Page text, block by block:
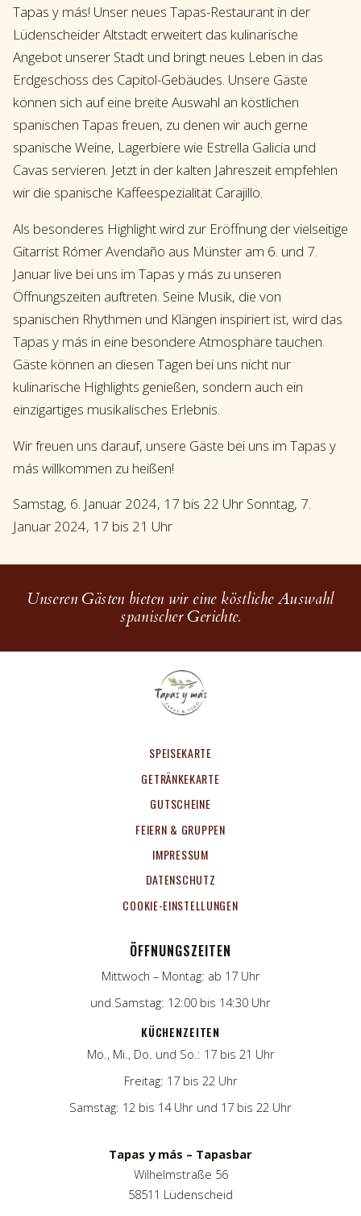
Tapas y más! Unser neues Tapas-Restaurant in der
Lüdenscheider Altstadt erweitert das kulinarische
Angebot unserer Stadt und bringt neues Leben in das
Erdgeschoss des Capitol-Gebäudes. Unsere Gäste
können sich auf eine breite Auswahl an köstlichen
spanischen Tapas freuen, zu denen wir auch gerne
spanische Weine, Lagerbiere wie Estrella Galicia und
Cavas servieren. Jetzt in der kalten Jahreszeit empfehlen
wir die spanische Kaffeespezialität Carajillo.
Als besonderes Highlight wird zur Eröffnung der vielseitige
Gitarrist Rómer Avendaño aus Münster am 6. und 7.
Januar live bei uns im Tapas y más zu unseren
Öffnungszeiten auftreten. Seine Musik, die von
spanischen Rhythmen und Klängen inspiriert ist, wird das
Tapas y más in eine besondere Atmosphäre tauchen.
Gäste können an diesen Tagen bei uns nicht nur
kulinarische Highlights genießen, sondern auch ein
einzigartiges musikalisches Erlebnis.
Wir freuen uns darauf, unsere Gäste bei uns im Tapas y
más willkommen zu heißen!
Samstag, 6. Januar 2024, 17 bis 22 Uhr Sonntag, 7.
Januar 2024, 17 bis 21 Uhr
Unseren Gästen bieten wir eine köstliche Auswahl
spanischer Gerichte.
SPEISEKARTE
GETRÄNKEKARTE
GUTSCHEINE
FEIERN & GRUPPEN
IMPRESSUM
DATENSCHUTZ
COOKIE-EINSTELLUNGEN
ÖFFNUNGSZEITEN
Mittwoch – Montag: ab 17 Uhr
und Samstag: 12:00 bis 14:30 Uhr
KÜCHENZEITEN
Mo., Mi., Do. und So.: 17 bis 21 Uhr
Freitag: 17 bis 22 Uhr
Samstag: 12 bis 14 Uhr und 17 bis 22 Uhr
Tapas y más – Tapasbar
Wilhelmstraße 56
58511 Lüdenscheid